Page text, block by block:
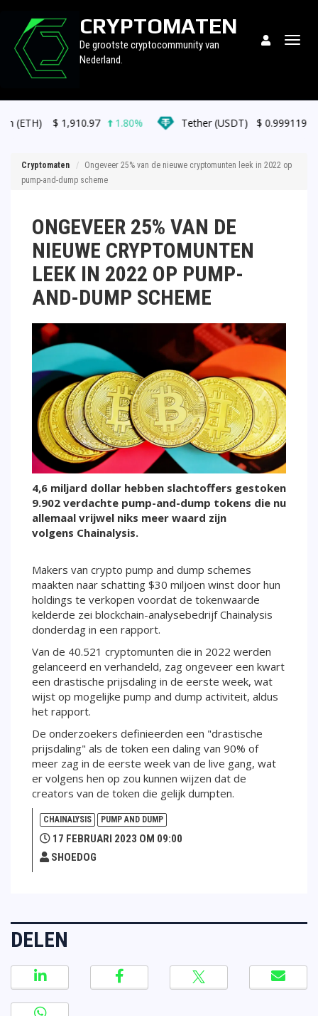
CRYPTOMATEN
De grootste cryptocommunity van
Nederland.
1,910.97 1.80% Tether (USDT) $0.999119 0.00%
Cryptomaten
Ongeveer 25% van de nieuwe cryptomunten leek in 2022 op
pump-and-dump scheme
ONGEVEER 25% VAN DE
NIEUWE CRYPTOMUNTEN
LEEK IN 2022 OP PUMP-
AND-DUMP SCHEME
4,6 miljard dollar hebben slachtoffers gestoken
9.902 verdachte pump-and-dump tokens die nu
allemaal vrijwel niks meer waard zijn
volgens Chainalysis.
Makers van crypto pump and dump schemes
maakten naar schatting $30 miljoen winst door hun
holdings te verkopen voordat de tokenwaarde
kelderde zei blockchain-analysebedrijf Chainalysis
donderdag in een rapport.
Van de 40.521 cryptomunten die in 2022 werden
gelanceerd en verhandeld, zag ongeveer een kwart
een drastische prijsdaling in de eerste week, wat
wijst op mogelijke pump and dump activiteit, aldus
het rapport.
De onderzoekers definieerden een "drastische
prijsdaling" als de token een daling van 90% of
meer zag in de eerste week van de live gang, wat
er volgens hen op zou kunnen wijzen dat de
creators van de token die gelijk dumpten.
CHAINALYSIS PUMP AND DUMP
17 FEBRUARI 2023 OM 09:00
SHOEDOG
DELEN